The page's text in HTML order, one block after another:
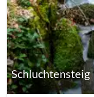
Schluchtensteig